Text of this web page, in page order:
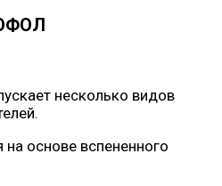
несколько видов
на основе вспененного